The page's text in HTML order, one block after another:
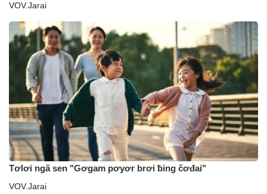
VOV.Jarai
Tơlơi ngă sen "Gơgam pơyơr brơi ƀing čơđai"
VOV.Jarai